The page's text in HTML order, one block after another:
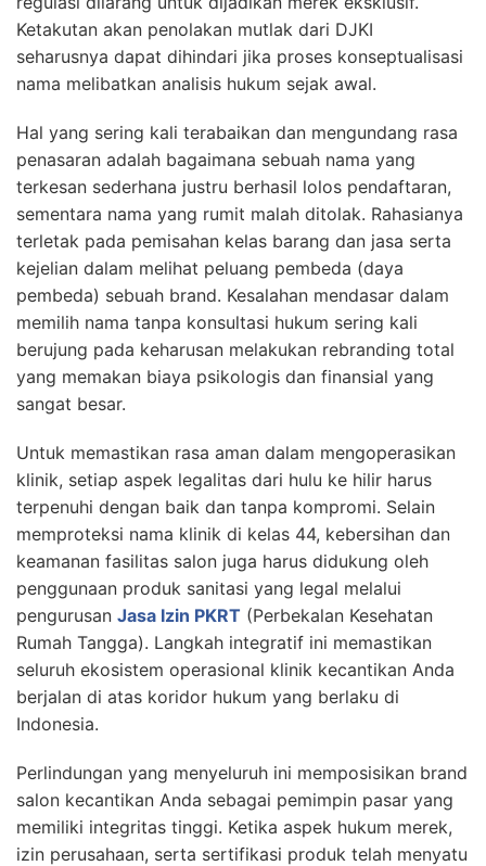
Ketakutan akan penolakan mutlak dari DJKI
seharusnya dapat dihindari jika proses konseptualisasi
nama melibatkan analisis hukum sejak awal.
Hal yang sering kali terabaikan dan mengundang rasa
penasaran adalah bagaimana sebuah nama yang
terkesan sederhana justru berhasil lolos pendaftaran,
sementara nama yang rumit malah ditolak. Rahasianya
terletak pada pemisahan kelas barang dan jasa serta
kejelian dalam melihat peluang pembeda (daya
pembeda) sebuah brand. Kesalahan mendasar dalam
memilih nama tanpa konsultasi hukum sering kali
berujung pada keharusan melakukan rebranding total
yang memakan biaya psikologis dan finansial yang
sangat besar.
Untuk memastikan rasa aman dalam mengoperasikan
klinik, setiap aspek legalitas dari hulu ke hilir harus
terpenuhi dengan baik dan tanpa kompromi. Selain
memproteksi nama klinik di kelas 44, kebersihan dan
keamanan fasilitas salon juga harus didukung oleh
penggunaan produk sanitasi yang legal melalui
pengurusan Jasa Izin PKRT (Perbekalan Kesehatan
Rumah Tangga). Langkah integratif ini memastikan
seluruh ekosistem operasional klinik kecantikan Anda
berjalan di atas koridor hukum yang berlaku di
Indonesia.
Perlindungan yang menyeluruh ini memposisikan brand
salon kecantikan Anda sebagai pemimpin pasar yang
memiliki integritas tinggi. Ketika aspek hukum merek,
izin perusahaan, serta sertifikasi produk telah menyatu